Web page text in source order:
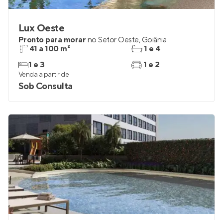
Lux Oeste
Pronto para morar no Setor Oeste, Goiânia
41 a 100 m²
1 e 3
1 e 4
1 e 2
Venda a partir de
Sob Consulta